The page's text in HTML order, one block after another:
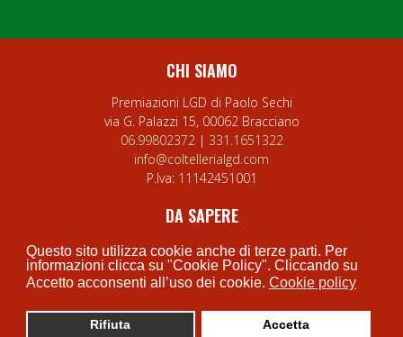
Questo sito utilizza cookie anche di terze parti. Per
informazioni clicca su "Cookie Policy". Cliccando su
Accetto acconsenti all’uso dei cookie. Cookie policy
Rifiuta Accetta
0
CHI SIAMO
Premiazioni LGD di Paolo Sechi
via G. Palazzi 15, 00062 Bracciano
06.99802372 | 331.1651322
info@coltellerialgd.com
P.Iva: 11142451001
DA SAPERE
Privacy Policy
Cookie Policy
Termini e condizioni